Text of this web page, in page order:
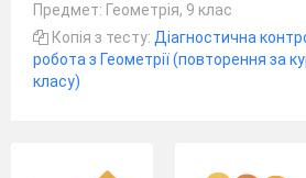
Предмет: Геометрія, 9 клас
Копія з тесту: Діагностична
робота з Геометрії (повторення за
класу)